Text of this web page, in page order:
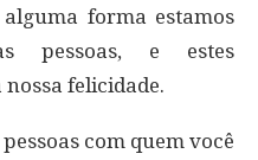
forma estamos
pessoas, e estes
felicidade.
pessoas com quem você